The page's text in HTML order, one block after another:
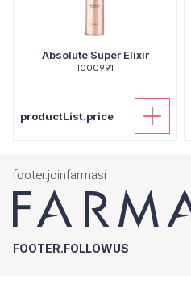
Absolute Super Elixir
1000991
productList.price
footer.joinfarmasi
FOOTER.FOLLOWUS